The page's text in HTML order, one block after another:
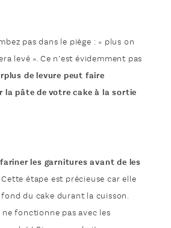
pas dans le piège : « plus on
levé ». Ce n’est évidemment pas
de levure peut faire
la pâte de votre cake à la sortie
fariner les garnitures avant de les
Cette étape est précieuse car elle
du cake durant la cuisson.
fonctionne pas avec les